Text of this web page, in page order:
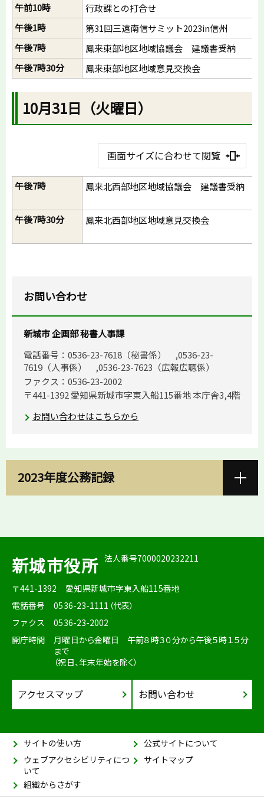
午前10時
行政課との打合せ
午後1時
第31回三遠南信サミット2023in信州
午後7時
鳳来東部地区地域協議会 建議書受納
午後7時30分
鳳来東部地区地域意見交換会
10月31日（火曜日）
画面サイズに合わせて閲覧
午後7時 鳳来北西部地区地域協議会 建議書受納
午後7時30分 鳳来北西部地区地域意見交換会
お問い合わせ
新城市 企画部 秘書人事課
電話番号：0536-23-7618（秘書係） ,0536-23-
7619（人事係） ,0536-23-7623（広報広聴係）
ファクス：0536-23-2002
〒441-1392 愛知県新城市字東入船115番地 本庁舎3,4階
お問い合わせはこちらから
2023年度公務記録
新城市役所 法人番号7000020232211
〒441-1392
愛知県新城市字東入船115番地
電話番号
0536-23-1111（代表）
ファクス
0536-23-2002
開庁時間
月曜日から金曜日 午前８時３０分から午後５時１５分
まで
（祝日、年末年始を除く）
アクセスマップ お問い合わせ
サイトの使い方
公式サイトについて
ウェブアクセシビリティにつ
いて
サイトマップ
組織からさがす